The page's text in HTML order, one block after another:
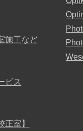
施工など
ビス
室】